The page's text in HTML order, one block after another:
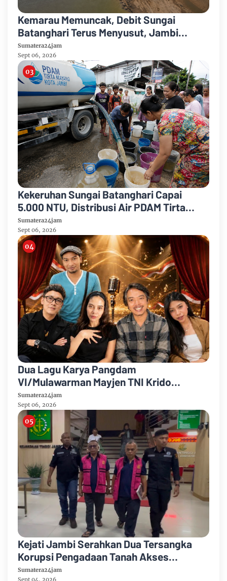
Kemarau Memuncak, Debit Sungai
Batanghari Terus Menyusut, Jambi
Hadapi Ancaman Krisis Air Bersih dan
Karhutla
Sumatera24jam
Sept 06, 2026
Kekeruhan Sungai Batanghari Capai
5.000 NTU, Distribusi Air PDAM Tirta
Mayang di Sejumlah Wilayah Terganggu
Sumatera24jam
Sept 06, 2026
Dua Lagu Karya Pangdam
VI/Mulawarman Mayjen TNI Krido
Pramono Jadi Ikon Singing Competition
HUT Ke-81 RI
Sumatera24jam
Sept 06, 2026
Kejati Jambi Serahkan Dua Tersangka
Korupsi Pengadaan Tanah Akses
Pelabuhan Ujung Jabung Ke Penuntut
Sumatera24jam
Sept 04, 2026